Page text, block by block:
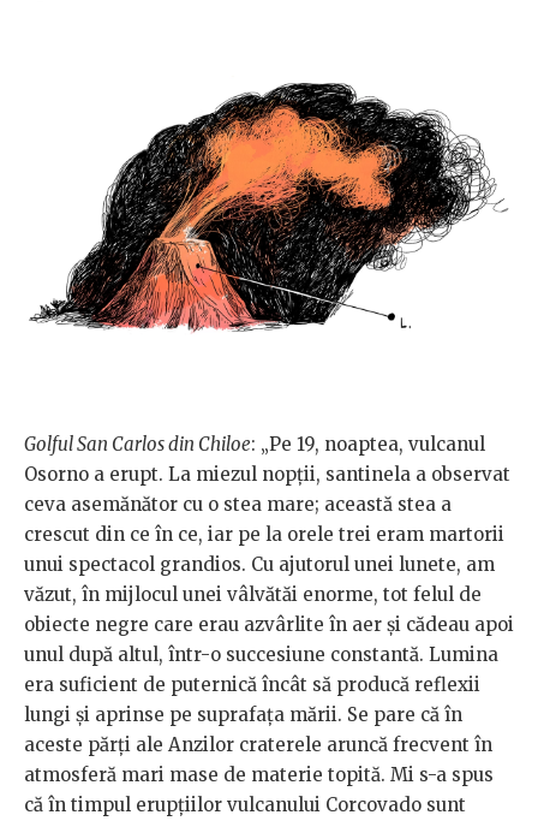
Golful San Carlos din Chiloe: „Pe 19, noaptea, vulcanul
Osorno a erupt. La miezul nopții, santinela a observat
ceva asemănător cu o stea mare; această stea a
crescut din ce în ce, iar pe la orele trei eram martorii
unui spectacol grandios. Cu ajutorul unei lunete, am
văzut, în mijlocul unei vâlvătăi enorme, tot felul de
obiecte negre care erau azvârlite în aer și cădeau apoi
unul după altul, într-o succesiune constantă. Lumina
era suficient de puternică încât să producă reflexii
lungi și aprinse pe suprafața mării. Se pare că în
aceste părți ale Anzilor craterele aruncă frecvent în
atmosferă mari mase de materie topită. Mi s-a spus
că în timpul erupţiilor vulcanului Corcovado sunt